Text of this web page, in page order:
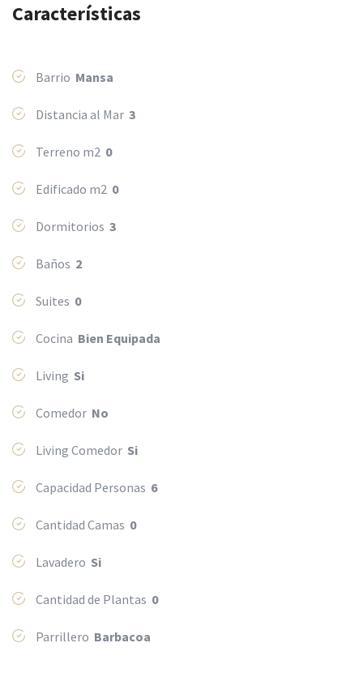
Características
Barrio Mansa
Distancia al Mar 3
Terreno m2 0
Edificado m2 0
Dormitorios 3
Baños 2
Suites 0
Cocina Bien Equipada
Living Si
Comedor No
Living Comedor Si
Capacidad Personas 6
Cantidad Camas 0
Lavadero Si
Cantidad de Plantas 0
Parrillero Barbacoa